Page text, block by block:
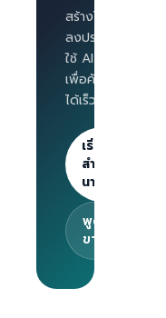
สร้างโปรไฟล์บริษัท
ลงประกาศงาน และ
ใช้ AI Interview
เพื่อคัดกรองผู้สมัคร
ได้เร็วขึ้น
เริ่มต้น
สำหรับ
นายจ้าง
พูดคุยกับทีม
ขาย